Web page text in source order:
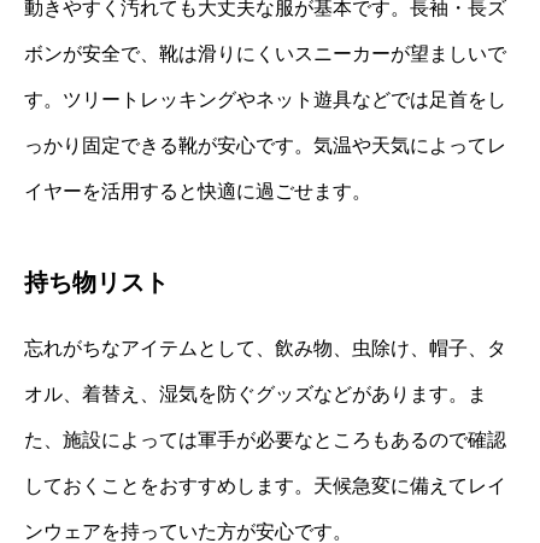
動きやすく汚れても大丈夫な服が基本です。長袖・長ズ
ボンが安全で、靴は滑りにくいスニーカーが望ましいで
す。ツリートレッキングやネット遊具などでは足首をし
っかり固定できる靴が安心です。気温や天気によってレ
イヤーを活用すると快適に過ごせます。
持ち物リスト
忘れがちなアイテムとして、飲み物、虫除け、帽子、タ
オル、着替え、湿気を防ぐグッズなどがあります。ま
た、施設によっては軍手が必要なところもあるので確認
しておくことをおすすめします。天候急変に備えてレイ
ンウェアを持っていた方が安心です。